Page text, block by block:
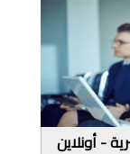
- أونلاين